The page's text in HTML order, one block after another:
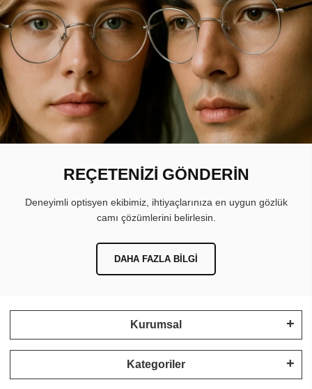
REÇETENİZİ GÖNDERİN
Deneyimli optisyen ekibimiz, ihtiyaçlarınıza en uygun gözlük
camı çözümlerini belirlesin.
DAHA FAZLA BILGI
Kurumsal
Kategoriler